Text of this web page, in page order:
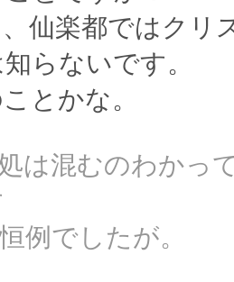
仙楽都ではクリ
らないです。
とかな。
は混むのわかっ
例でしたが。